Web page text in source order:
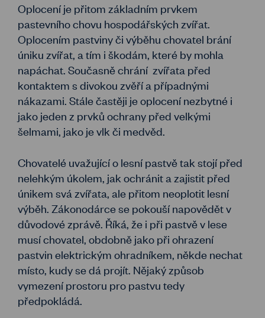
Oplocení je přitom základním prvkem
pastevního chovu hospodářských zvířat.
Oplocením pastviny či výběhu chovatel brání
úniku zvířat, a tím i škodám, které by mohla
napáchat. Současně chrání zvířata před
kontaktem s divokou zvěří a případnými
nákazami. Stále častěji je oplocení nezbytné i
jako jeden z prvků ochrany před velkými
šelmami, jako je vlk či medvěd.
Chovatelé uvažující o lesní pastvě tak stojí před
nelehkým úkolem, jak ochránit a zajistit před
únikem svá zvířata, ale přitom neoplotit lesní
výběh. Zákonodárce se pokouší napovědět v
důvodové zprávě. Říká, že i při pastvě v lese
musí chovatel, obdobně jako při ohrazení
pastvin elektrickým ohradníkem, někde nechat
místo, kudy se dá projít. Nějaký způsob
vymezení prostoru pro pastvu tedy
předpokládá.